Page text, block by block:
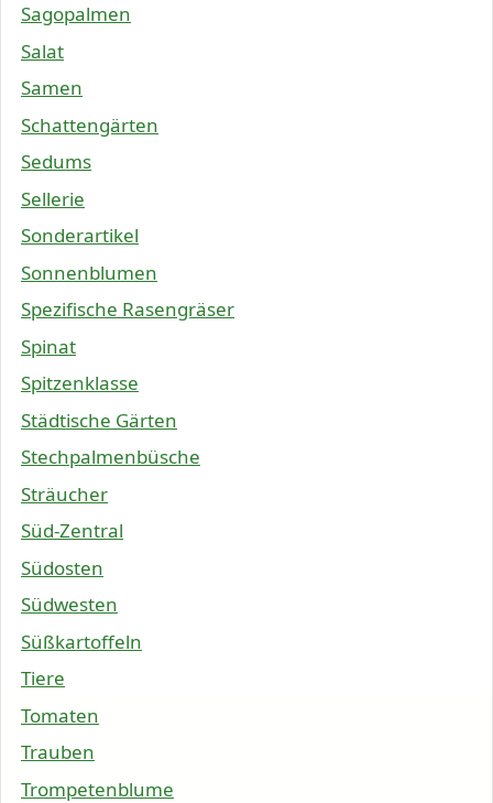
Sagopalmen
Salat
Samen
Schattengärten
Sedums
Sellerie
Sonderartikel
Sonnenblumen
Spezifische Rasengräser
Spinat
Spitzenklasse
Städtische Gärten
Stechpalmenbüsche
Sträucher
Süd-Zentral
Südosten
Südwesten
Süßkartoffeln
Tiere
Tomaten
Trauben
Trompetenblume